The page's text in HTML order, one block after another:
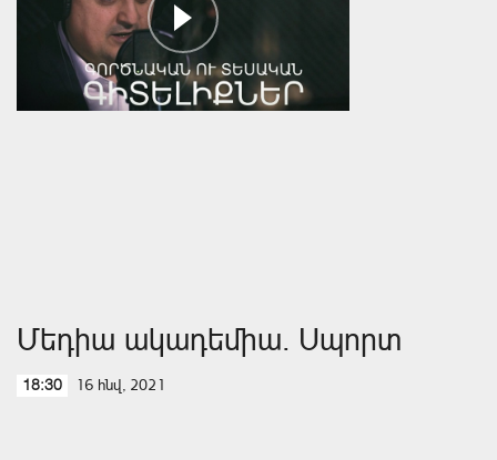
Մեդիա ակադեմիա. Սպորտ
18:30 16 հնվ, 2021